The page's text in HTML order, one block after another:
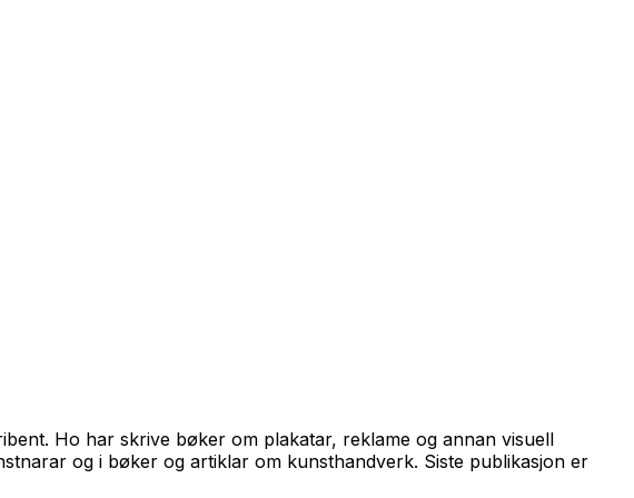
Ho har skrive bøker om plakatar, reklame og annan visuell
og i bøker og artiklar om kunsthandverk. Siste publikasjon er